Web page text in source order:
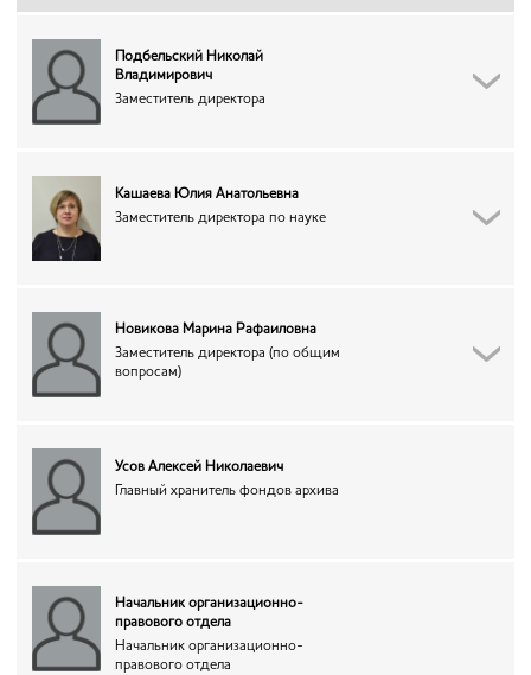
Подбельский Николай
Владимирович
Заместитель директора
Кашаева Юлия Анатольевна
Заместитель директора по науке
Новикова Марина Рафаиловна
Заместитель директора (по общим
вопросам)
Усов Алексей Николаевич
Главный хранитель фондов архива
Начальник организационно-
правового отдела
Начальник организационно-
правового отдела